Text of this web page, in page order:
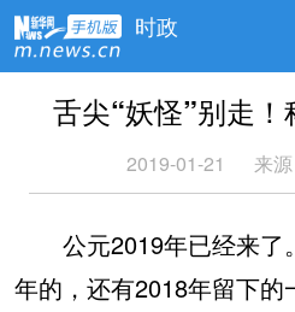
时政
舌尖“妖怪”别走
2019-01-21 来源
公元2019年已经来了
年的，还有2018年留下的